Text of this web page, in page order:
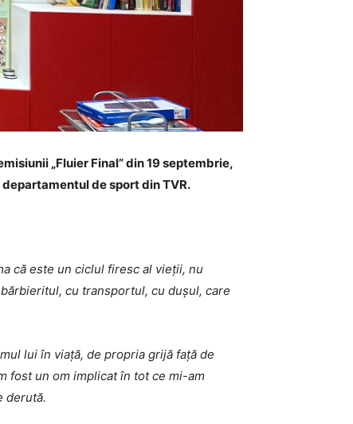
„Fluier Final” din 19 septembrie,
de sport din TVR.
că este un ciclul firesc al vieții, nu
cu transportul, cu dușul, care
lui în viață, de propria grijă față de
fost un om implicat în tot ce mi-am
derută.